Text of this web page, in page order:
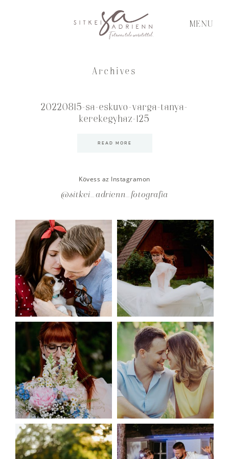
MENU
Archives
20220815-sa-eskuvo-varga-tanya-
kerekegyhaz-125
READ MORE
Kövess az Instagramon
@sitkei_adrienn_fotografia